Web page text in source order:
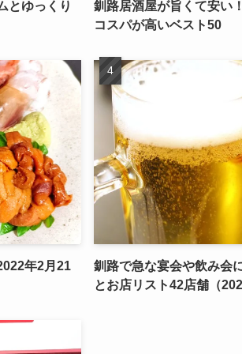
とゆっくり
釧路居酒屋が旨くて安い
コスパが高いベスト50
年2月21
釧路で急な宴会や飲み会
とお店リスト42店舗（